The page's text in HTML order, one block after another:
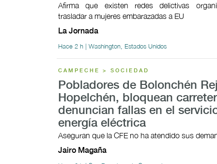
Afirma que existen redes delictivas
trasladar a mujeres embarazadas a EU
La Jornada
Hace 2 h | Washington, Estados Unidos
CAMPECHE > SOCIEDAD
Pobladores de Bolonchén
Hopelchén, bloquean
denuncian fallas en el
energía eléctrica
Aseguran que la CFE no ha atendido sus
Jairo Magaña